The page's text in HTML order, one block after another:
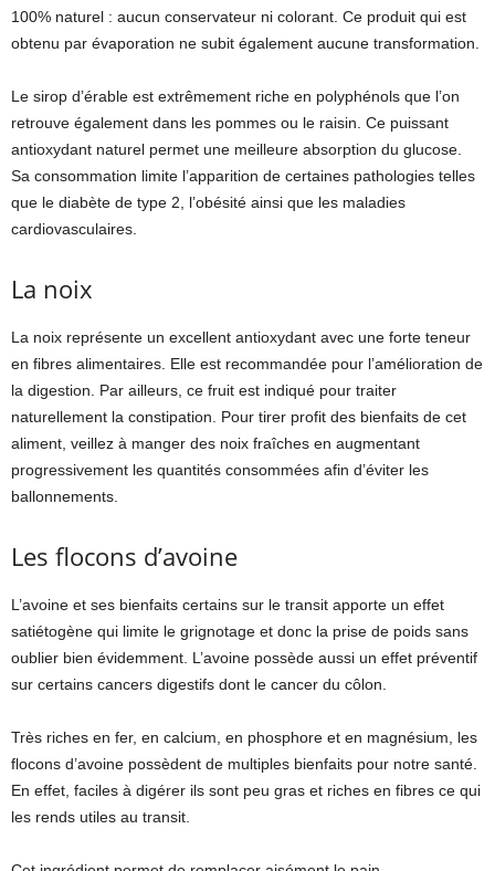
100% naturel : aucun conservateur ni colorant. Ce produit qui est
obtenu par évaporation ne subit également aucune transformation.
Le sirop d’érable est extrêmement riche en polyphénols que l’on
retrouve également dans les pommes ou le raisin. Ce puissant
antioxydant naturel permet une meilleure absorption du glucose.
Sa consommation limite l’apparition de certaines pathologies telles
que le diabète de type 2, l’obésité ainsi que les maladies
cardiovasculaires.
La noix
La noix représente un excellent antioxydant avec une forte teneur
en fibres alimentaires. Elle est recommandée pour l’amélioration de
la digestion. Par ailleurs, ce fruit est indiqué pour traiter
naturellement la constipation. Pour tirer profit des bienfaits de cet
aliment, veillez à manger des noix fraîches en augmentant
progressivement les quantités consommées afin d’éviter les
ballonnements.
Les flocons d’avoine
L’avoine et ses bienfaits certains sur le transit apporte un effet
satiétogène qui limite le grignotage et donc la prise de poids sans
oublier bien évidemment. L’avoine possède aussi un effet préventif
sur certains cancers digestifs dont le cancer du côlon.
Très riches en fer, en calcium, en phosphore et en magnésium, les
flocons d’avoine possèdent de multiples bienfaits pour notre santé.
En effet, faciles à digérer ils sont peu gras et riches en fibres ce qui
les rends utiles au transit.